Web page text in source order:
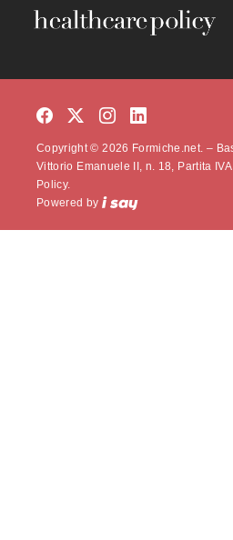
Copyright © 2026 Formiche.net. –
Vittorio Emanuele II, n. 18, Partita
Policy.
Powered by